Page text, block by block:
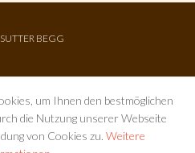
BEGG
um Ihnen den bestmöglichen
die Nutzung unserer Webseite
von Cookies zu. Weitere